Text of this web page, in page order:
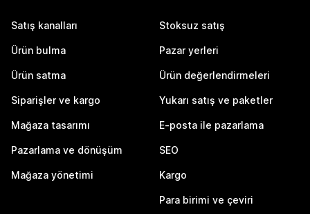
Satış kanalları
Ürün bulma
Ürün satma
Siparişler ve kargo
Mağaza tasarımı
Pazarlama ve dönüşüm
Mağaza yönetimi
Stoksuz satış
Pazar yerleri
Ürün değerlendirmeleri
Yukarı satış ve paketler
E-posta ile pazarlama
SEO
Kargo
Para birimi ve çeviri